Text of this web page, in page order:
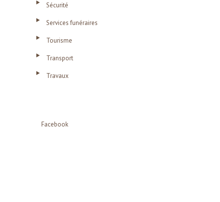
Sécurité
Services funéraires
Tourisme
Transport
Travaux
Facebook